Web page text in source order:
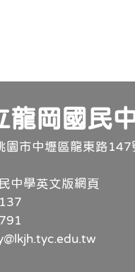
龍岡國民
園市中壢區龍東路147
中學英文版網頁